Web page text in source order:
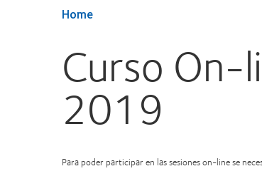
Home
Curso On-
2019
Para poder participar en las sesiones on-line se